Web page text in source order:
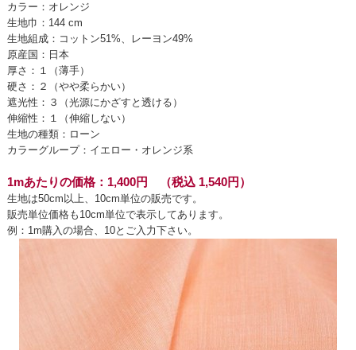
カラー：オレンジ
生地巾：144 cm
生地組成：コットン51%、レーヨン49%
原産国：日本
厚さ：１（薄手）
硬さ：２（やや柔らかい）
遮光性：３（光源にかざすと透ける）
伸縮性：１（伸縮しない）
生地の種類：ローン
カラーグループ：イエロー・オレンジ系
1mあたりの価格：1,400円 （税込 1,540円）
生地は50cm以上、10cm単位の販売です。
販売単位価格も10cm単位で表示してあります。
例：1m購入の場合、10とご入力下さい。